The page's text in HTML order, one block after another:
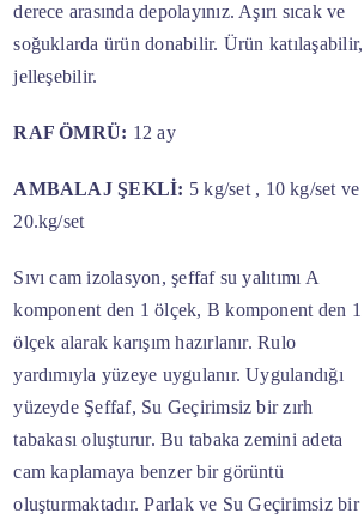
derece arasında depolayınız. Aşırı sıcak ve
soğuklarda ürün donabilir. Ürün katılaşabilir,
jelleşebilir.
RAF ÖMRÜ: 12 ay
AMBALAJ ŞEKLİ: 5 kg/set , 10 kg/set ve
20.kg/set
Sıvı cam izolasyon, şeffaf su yalıtımı A
komponent den 1 ölçek, B komponent den 1
ölçek alarak karışım hazırlanır. Rulo
yardımıyla yüzeye uygulanır. Uygulandığı
yüzeyde Şeffaf, Su Geçirimsiz bir zırh
tabakası oluşturur. Bu tabaka zemini adeta
cam kaplamaya benzer bir görüntü
oluşturmaktadır. Parlak ve Su Geçirimsiz bir